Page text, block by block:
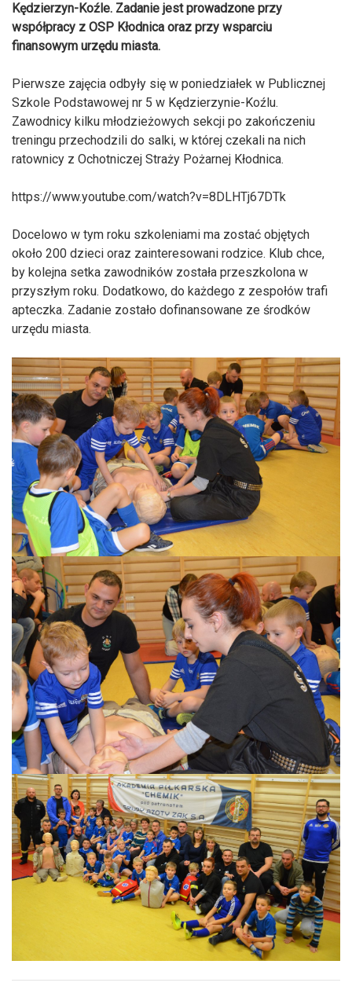
Kędzierzyn-Koźle. Zadanie jest prowadzone przy
współpracy z OSP Kłodnica oraz przy wsparciu
finansowym urzędu miasta.
Pierwsze zajęcia odbyły się w poniedziałek w Publicznej
Szkole Podstawowej nr 5 w Kędzierzynie-Koźlu.
Zawodnicy kilku młodzieżowych sekcji po zakończeniu
treningu przechodzili do salki, w której czekali na nich
ratownicy z Ochotniczej Straży Pożarnej Kłodnica.
https://www.youtube.com/watch?v=8DLHTj67DTk
Docelowo w tym roku szkoleniami ma zostać objętych
około 200 dzieci oraz zainteresowani rodzice. Klub chce,
by kolejna setka zawodników została przeszkolona w
przyszłym roku. Dodatkowo, do każdego z zespołów trafi
apteczka. Zadanie zostało dofinansowane ze środków
urzędu miasta.